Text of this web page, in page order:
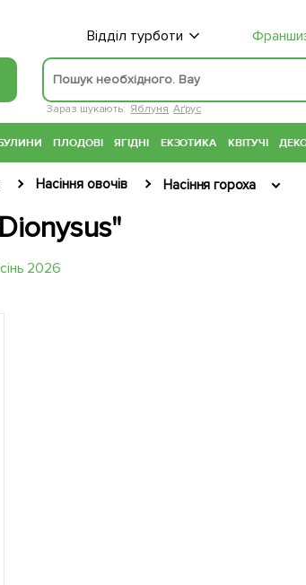
Відділ турботи
Зараз шукають: Яблуня Аґрус
ПЛОДОВІ ЯГІДНІ ЕКЗОТИКА КВІТУЧІ
Насіння овочів Насіння гороха